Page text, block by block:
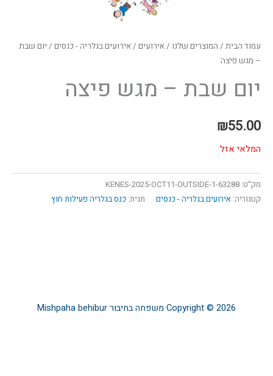
עמוד הבית / המוצרים שלנו /אירועים /אירועים בגלריה - כנסים / יום שבת
– מגש פיצה
יום שבת – מגש פיצה
₪55.00
המלאי אזל
מק"ט: 63288-KENES-2025-OCT11-OUTSIDE-1
קטגוריה: אירועים בגלריה - כנסים תגית: כנס בגלריה פעילות חוץ
Copyright © 2026 משפחה בחיבור